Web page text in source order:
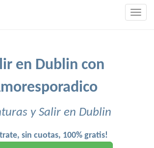
en Dublin con
y Salir en Dublin
sin cuotas, 100% gratis!